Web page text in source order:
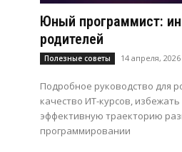
Юный программист:
родителей
Полезные советы 14 апреля, 2026
Подробное руководство для
качество ИТ-курсов,
эффективную траекторию
программировании